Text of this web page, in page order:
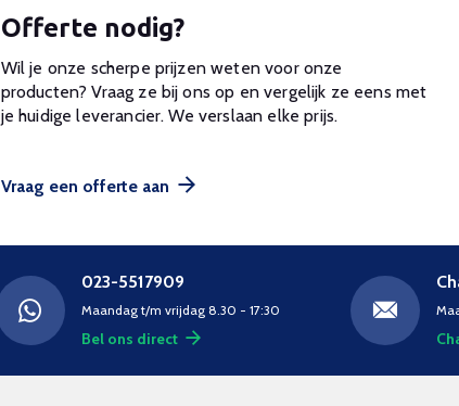
Offerte nodig?
Wil je onze scherpe prijzen weten voor onze
producten? Vraag ze bij ons op en vergelijk ze eens met
je huidige leverancier. We verslaan elke prijs.
Vraag een offerte aan
023-5517909
Maandag t/m vrijdag 8.30 - 17:30
Bel ons direct